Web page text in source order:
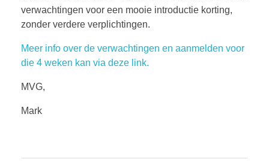
verwachtingen voor een mooie introductie korting,
zonder verdere verplichtingen.
Meer info over de verwachtingen en aanmelden voor
die 4 weken kan via deze link.
MVG,
Mark